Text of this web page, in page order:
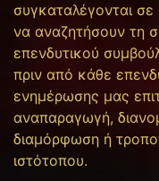
συγκαταλέγονται
να αναζητήσουν τη
επενδυτικού
πριν από κάθε
ενημέρωσης μας
αναπαραγωγή,
διαμόρφωση ή
ιστότοπου.